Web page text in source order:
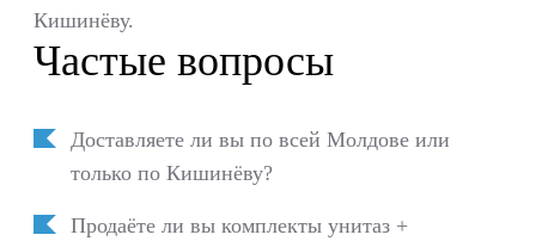
Кишинёву.
Частые вопросы
Доставляете ли вы по всей Молдове или
только по Кишинёву?
Продаёте ли вы комплекты унитаз +